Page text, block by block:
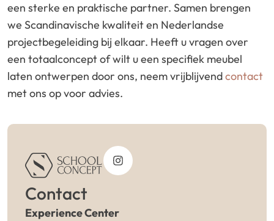
een sterke en praktische partner. Samen brengen
we Scandinavische kwaliteit en Nederlandse
projectbegeleiding bij elkaar. Heeft u vragen over
een totaalconcept of wilt u een specifiek meubel
laten ontwerpen door ons, neem vrijblijvendcontact
met ons op voor advies.
Contact
Experience Center